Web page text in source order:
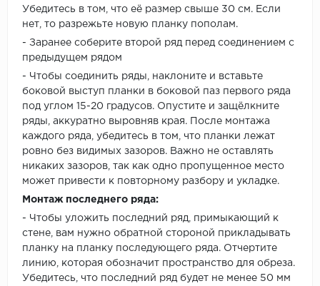
Убедитесь в том, что её размер свыше 30 см. Если
нет, то разрежьте новую планку пополам.
- Заранее соберите второй ряд перед соединением с
предыдущем рядом
- Чтобы соединить ряды, наклоните и вставьте
боковой выступ планки в боковой паз первого ряда
под углом 15-20 градусов. Опустите и защёлкните
ряды, аккуратно выровняв края. После монтажа
каждого ряда, убедитесь в том, что планки лежат
ровно без видимых зазоров. Важно не оставлять
никаких зазоров, так как одно пропущенное место
может привести к повторному разбору и укладке.
Монтаж последнего ряда:
- Чтобы уложить последний ряд, примыкающий к
стене, вам нужно обратной стороной прикладывать
планку на планку последующего ряда. Отчертите
линию, которая обозначит пространство для обреза.
Убедитесь, что последний ряд будет не менее 50 мм